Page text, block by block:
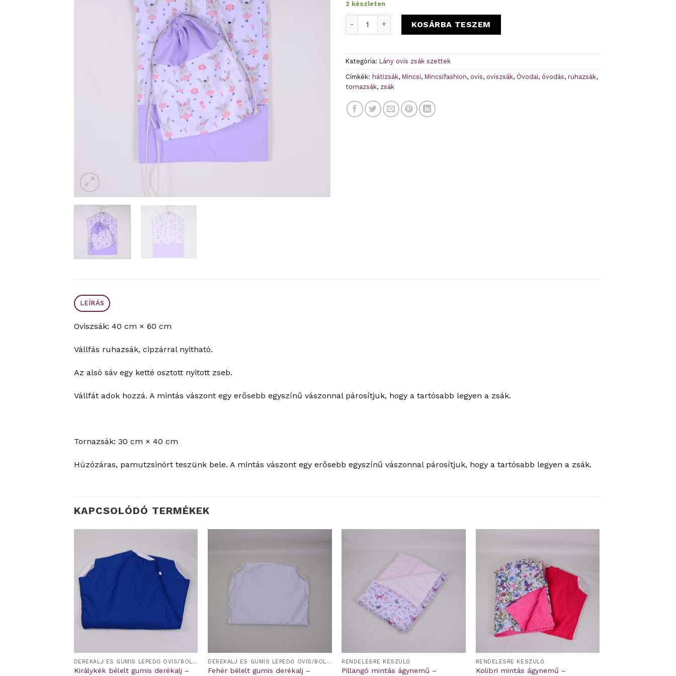
2 készleten
Nyuszi - levendula - Ovis ruhazsák és tornazsák szett mennyiség
KOSÁRBA TESZEM
Kategória: Lány ovis zsák szettek
Címkék: hátizsák, Mincsi, Mincsifashion, ovis, oviszsák, Óvodai, óvodás, ruhazsák,
tornazsák, zsák
LEÍRÁS
Oviszsák: 40 cm × 60 cm
Vállfás ruhazsák, cipzárral nyitható.
Az alsó sáv egy ketté osztott nyitott zseb.
Vállfát adok hozzá. A mintás vászont egy erősebb egyszínű vászonnal párosítjuk, hogy a tartósabb legyen a zsák.
Tornazsák: 30 cm × 40 cm
Húzózáras, pamutzsinórt teszünk bele. A mintás vászont egy erősebb egyszínű vászonnal párosítjuk, hogy a tartósabb legyen a zsák.
KAPCSOLÓDÓ TERMÉKEK
DERÉKALJ ÉS GUMIS LEPEDŐ OVIS/BÖLCSIS FEKTETŐRE
Királykék bélelt gumis derékalj –
DERÉKALJ ÉS GUMIS LEPEDŐ OVIS/BÖLCSIS FEKTETŐRE
Fehér bélelt gumis derékalj –
RENDELÉSRE KÉSZÜLŐ
Pillangó mintás ágynemű –
RENDELÉSRE KÉSZÜLŐ
Kolibri mintás ágynemű –